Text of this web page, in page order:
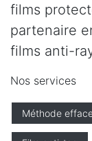
films
partenaire
films anti-
Nos services
Méthode